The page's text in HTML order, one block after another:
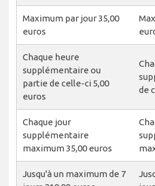
Maximum par jour 35,00
euros
Chaque heure
supplémentaire ou
partie de celle-ci 5,00
euros
de
Chaque jour
supplémentaire
maximum 35,00 euros
Jusqu'à un maximum de 7